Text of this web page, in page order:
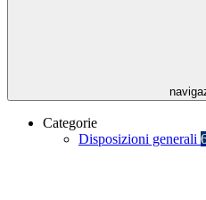
Categorie
Disposizioni generali